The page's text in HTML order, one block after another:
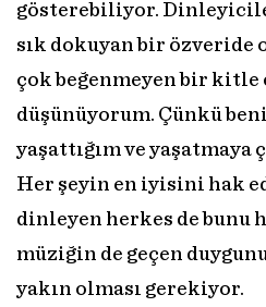
gösterebiliyor.
sık dokuyan bir özveride
çok beğenmeyen bir kitle
düşünüyorum. Çünkü
yaşattığım ve yaşatmaya
Her şeyin en iyisini hak
dinleyen herkes de bunu
müziğin de geçen
yakın olması gerekiyor.